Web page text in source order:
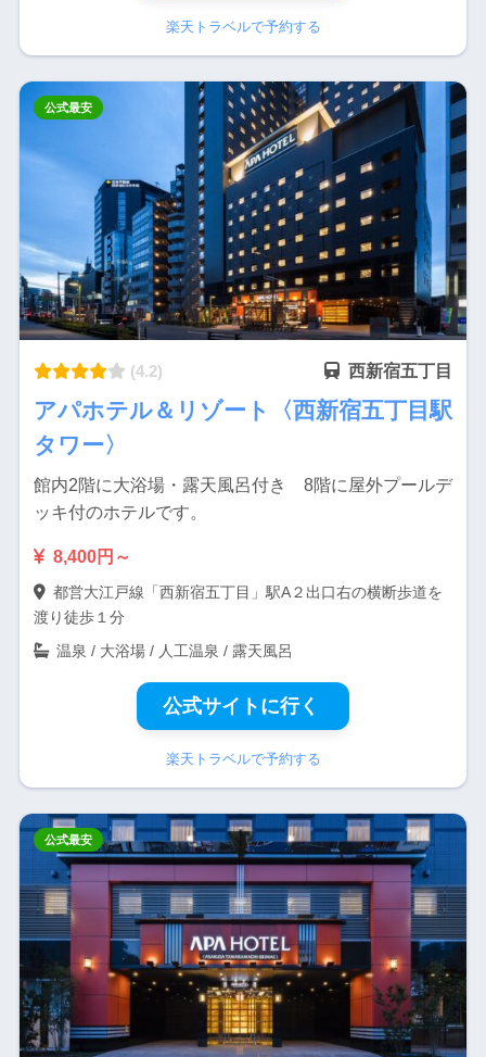
楽天トラベルで予約する
(4.2) 西新宿五丁目
アパホテル＆リゾート〈西新宿五丁目駅
タワー〉
館内2階に大浴場・露天風呂付き 8階に屋外プールデ
ッキ付のホテルです。
8,400円～
都営大江戸線「西新宿五丁目」駅A２出口右の横断歩道を
渡り徒歩１分
温泉 / 大浴場 / 人工温泉 / 露天風呂
公式サイトに行く
楽天トラベルで予約する
公式最安
公式最安